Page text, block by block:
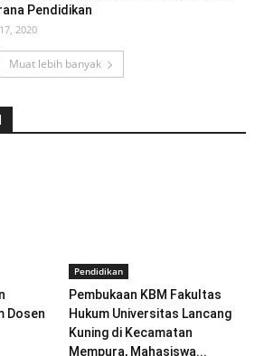
Pendidikan
2020
Muat lebih banyak
Dosen
Pendidikan
Pembukaan KBM Fakultas
Hukum Universitas Lancang
Kuning di Kecamatan
Mempura, Mahasiswa...